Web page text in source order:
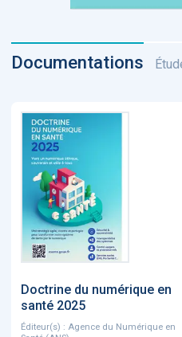
Documentations
Doctrine du numérique en
santé 2025
Éditeur(s) : Agence du Numérique en